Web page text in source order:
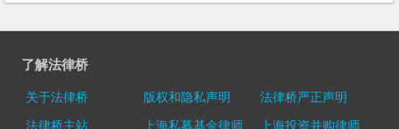
了解法律桥
关于法律桥 版权和隐私声明
法律桥严正声明
法律桥主站
上海私募基金律师
上海投资并购律师